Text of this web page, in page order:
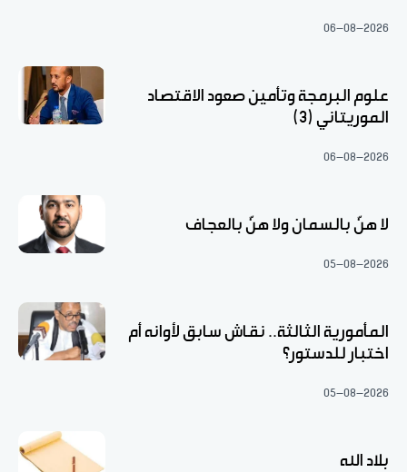
06-08-2026
علوم البرمجة وتأمين صعود الاقتصاد
الموريتاني (3)
06-08-2026
لا هنّ بالسمان ولا هنّ بالعجاف
05-08-2026
المأمورية الثالثة.. نقاش سابق لأوانه أم
اختبار للدستور؟
05-08-2026
بلاد الله